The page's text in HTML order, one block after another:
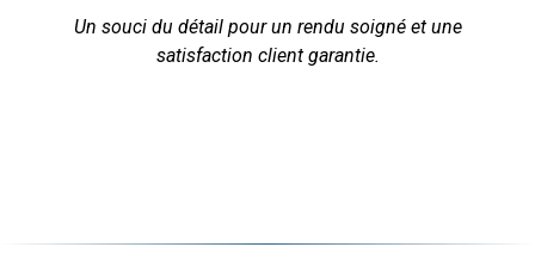
Un souci du détail pour un rendu soigné et une
satisfaction client garantie.